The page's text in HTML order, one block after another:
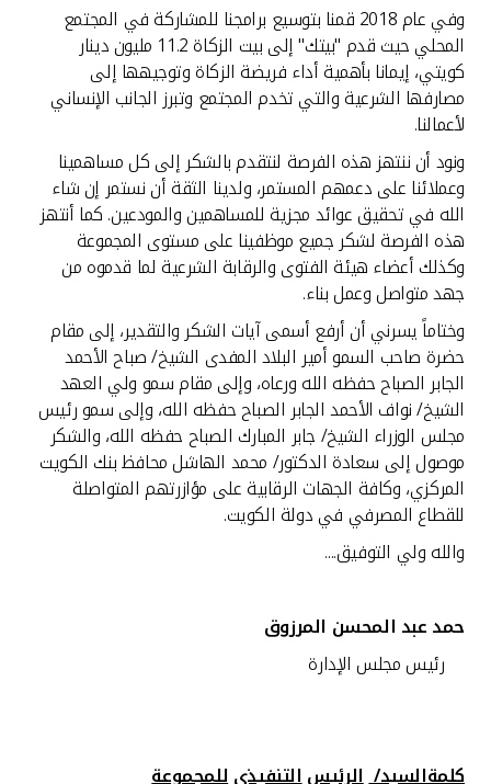
وفي عام 2018 قمنا بتوسيع برامجنا للمشاركة في المجتمع
المحلي حيث قدم "بيتك" إلى بيت الزكاة 11.2 مليون دينار
كويتي، إيمانا بأهمية أداء فريضة الزكاة وتوجيهها إلى
مصارفها الشرعية والتي تخدم المجتمع وتبرز الجانب الإنساني
لأعمالنا.
ونود أن ننتهز هذه الفرصة لنتقدم بالشكر إلى كل مساهمينا
وعملائنا على دعمهم المستمر، ولدينا الثقة أن نستمر إن شاء
الله في تحقيق عوائد مجزية للمساهمين والمودعين. كما أنتهز
هذه الفرصة لشكر جميع موظفينا على مستوى المجموعة
وكذلك أعضاء هيئة الفتوى والرقابة الشرعية لما قدموه من
جهد متواصل وعمل بناء.
وختاماً يسرني أن أرفع أسمى آيات الشكر والتقدير، إلى مقام
حضرة صاحب السمو أمير البلاد المفدى الشيخ/ صباح الأحمد
الجابر الصباح حفظه الله ورعاه، وإلى مقام سمو ولي العهد
الشيخ/ نواف الأحمد الجابر الصباح حفظه الله، وإلى سمو رئيس
مجلس الوزراء الشيخ/ جابر المبارك الصباح حفظه الله، والشكر
موصول إلى سعادة الدكتور/ محمد الهاشل محافظ بنك الكويت
المركزي، وكافة الجهات الرقابية على مؤازرتهم المتواصلة
للقطاع المصرفي في دولة الكويت.
والله ولي التوفيق....
حمدعبد المحسن المرزوق
رئيس مجلس الإدارة
كلمةالسيد/الرئيسالتنفيذيللمجموعة